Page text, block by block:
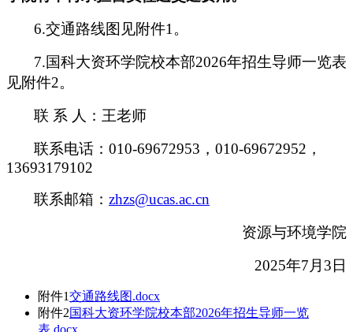
6.交通路线图见附件1。
7.国科大资环学院校本部2026年招生导师一览表
见附件2。
联 系 人：王老师
联系电话：010-69672953，010-69672952，
13693179102
联系邮箱： zhzs@ucas.ac.cn
资源与环境学院
2025年7月3日
附件1交通路线图.docx
附件2国科大资环学院校本部2026年招生导师一览